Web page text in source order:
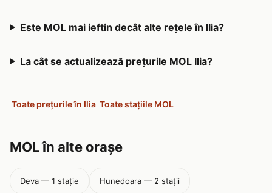
Este MOL mai ieftin decât alte rețele în Ilia?
La cât se actualizează prețurile MOL Ilia?
Toate prețurile în Ilia Toate stațiile MOL
MOL în alte orașe
Deva — 1 stație Hunedoara — 2 stații